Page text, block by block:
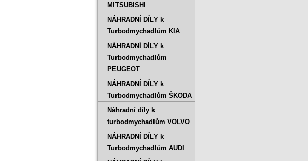
MITSUBISHI
NÁHRADNÍ DÍLY k
Turbodmychadlům KIA
NÁHRADNÍ DÍLY k
Turbodmychadlům
PEUGEOT
NÁHRADNÍ DÍLY k
Turbodmychadlům ŠKODA
Náhradní díly k
turbodmychadlům VOLVO
NÁHRADNÍ DÍLY k
Turbodmychadlům AUDI